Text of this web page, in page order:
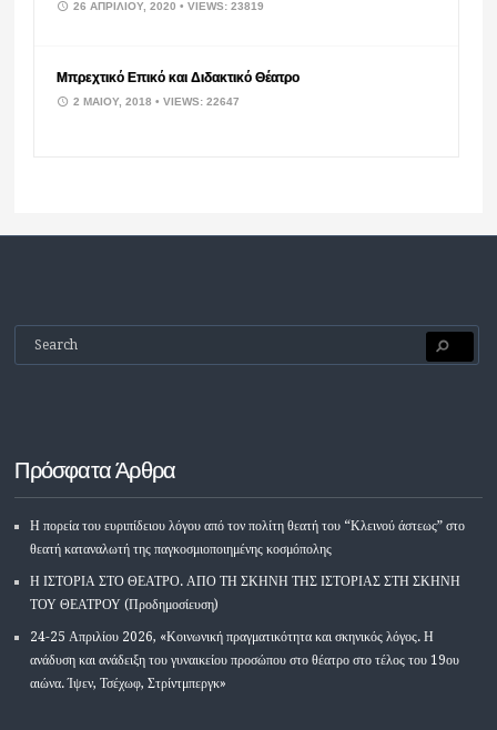
26 ΑΠΡΙΛΊΟΥ, 2020• VIEWS: 23819
Μπρεχτικό Επικό και Διδακτικό Θέατρο
2 ΜΑΪ́ΟΥ, 2018• VIEWS: 22647
Πρόσφατα Άρθρα
Η πορεία του ευριπίδειου λόγου από τον πολίτη θεατή του “Κλεινού άστεως” στο
θεατή καταναλωτή της παγκοσμιοποιημένης κοσμόπολης
Η ΙΣΤΟΡΙΑ ΣΤΟ ΘΕΑΤΡΟ. ΑΠΟ ΤΗ ΣΚΗΝΗ ΤΗΣ ΙΣΤΟΡΙΑΣ ΣΤΗ ΣΚΗΝΗ
ΤΟΥ ΘΕΑΤΡΟΥ (Προδημοσίευση)
24-25 Απριλίου 2026, «Κοινωνική πραγματικότητα και σκηνικός λόγος. Η
ανάδυση και ανάδειξη του γυναικείου προσώπου στο θέατρο στο τέλος του 19ου
αιώνα. Ίψεν, Τσέχωφ, Στρίντμπεργκ»